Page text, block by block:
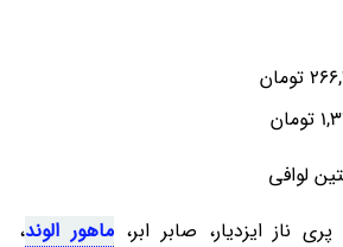
لوافی
پری ناز ایزدیار، صابر ابر،ماهور الوند،